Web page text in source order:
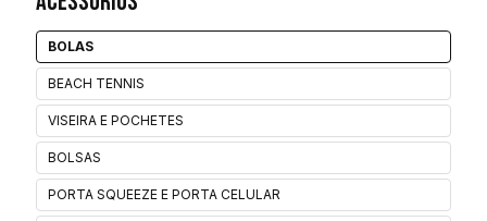
BOLAS
BEACH TENNIS
VISEIRA E POCHETES
BOLSAS
PORTA SQUEEZE E PORTA CELULAR